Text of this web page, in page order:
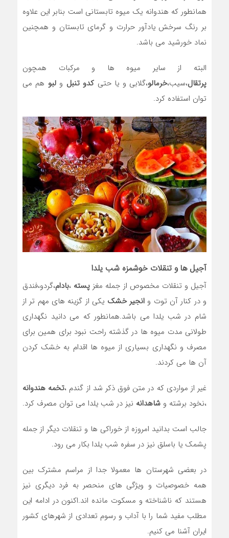
همانطور که هندوانه یک میوه تابستانی است بنابر این علاوه
بر رنگ سرخش یادآور حرارت و گرمای تابستان و همچنین
نماد خورشید می باشد.
البته از سایر میوه ها و مرکبات همچون
پرتقال،سیب،خرمالو،گلابی و یا حتی کدو تنبل ولبو هم می
توان استفاده کرد.
آجیل ها و تنقلات خوشمزه شب یلدا
آجیل و تنقلات مخصوص از جمله مغز پسته ،بادام،گردو،فندق
و در کنار آن توت وانجیر خشک یکی از گزینه های مهم تر از
شام در شب یلدا می باشد.همانطور که می دانید نگهداری
طولانی مدت میوه ها در گذشته راحت نبود برای همین برای
مصرف و نگهداری بسیاری از میوه ها اقدام به خشک کردن
آن ها می کردند.
غیر از مواردی که در متن فوق ذکر شد از گندم ،تخمه هندوانه
،نخود برشته و شاهدانه نیز در شب یلدا می توان مصرف کرد.
جالب است بدانید امروزه از خوراکی ها و تنقلات دیگر از جمله
پشمک یا باسلق نیز در سفره شب یلدا بکار می رود.
در بعضی شهرستان ها معمولا جدا از مراسم مشترک بین
همه خصوصیات و ویژگی های منحصر به فرد دیگری نیز
هستند که ناشناخته و مسکوت مانده اند.اکنون در ادامه این
مطلب مفید شما را با آداب و رسوم تعدادی از شهرهای کشور
ایران آشنا می کنیم.